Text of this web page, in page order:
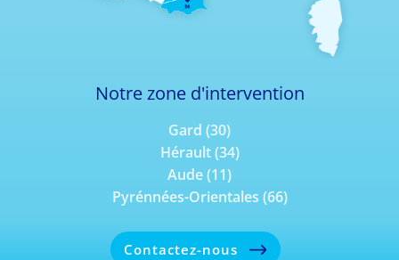
Notre zone d'intervention
Gard (30)
Hérault (34)
Aude (11)
Pyrénnées-Orientales (66)
Contactez-nous